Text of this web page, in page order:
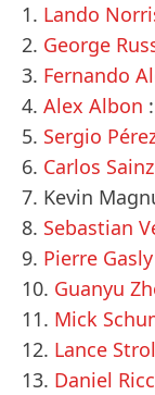
1. Lando
2. George
3. Fernando
4. Alex Albon
5. Sergio
6. Carlos Sainz
7. Kevin
8. Sebastian
9. Pierre Gasly
10. Guanyu
11. Mick
12. Lance
13. Daniel